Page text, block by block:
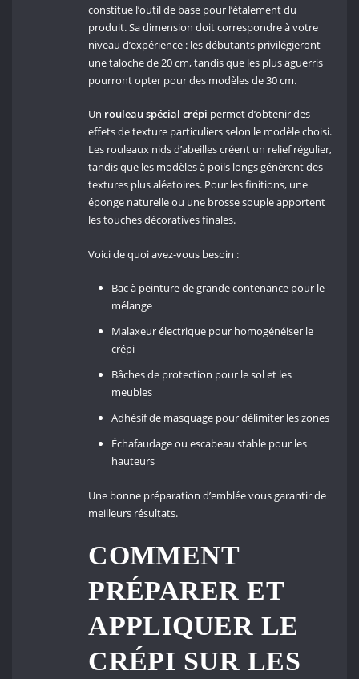
constitue l’outil de base pour l’étalement du
produit. Sa dimension doit correspondre à votre
niveau d’expérience : les débutants privilégieront
une taloche de 20 cm, tandis que les plus aguerris
pourront opter pour des modèles de 30 cm.
Un rouleau spécial crépi permet d’obtenir des
effets de texture particuliers selon le modèle choisi.
Les rouleaux nids d’abeilles créent un relief régulier,
tandis que les modèles à poils longs génèrent des
textures plus aléatoires. Pour les finitions, une
éponge naturelle ou une brosse souple apportent
les touches décoratives finales.
Voici de quoi avez-vous besoin :
Bac à peinture de grande contenance pour le
mélange
Malaxeur électrique pour homogénéiser le
crépi
Bâches de protection pour le sol et les
meubles
Adhésif de masquage pour délimiter les zones
Échafaudage ou escabeau stable pour les
hauteurs
Une bonne préparation d’emblée vous garantir de
meilleurs résultats.
COMMENT
PRÉPARER ET
APPLIQUER LE
CRÉPI SUR LES